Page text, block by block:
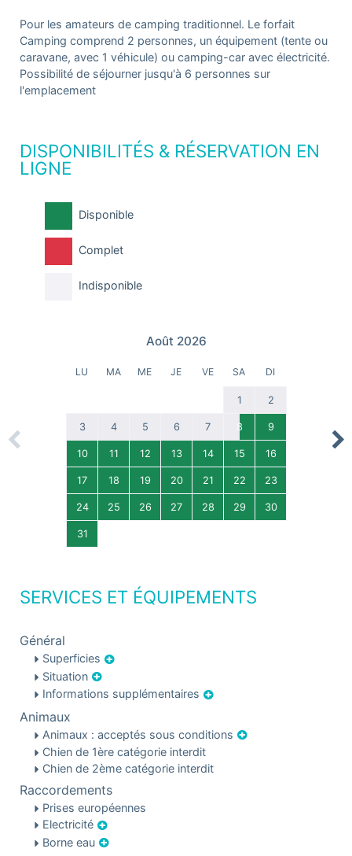
Pour les amateurs de camping traditionnel. Le forfait
Camping comprend 2 personnes, un équipement (tente ou
caravane, avec 1 véhicule) ou camping-car avec électricité.
Possibilité de séjourner jusqu'à 6 personnes sur
l'emplacement
DISPONIBILITÉS & RÉSERVATION EN
LIGNE
Disponible
Complet
Indisponible
Previous
Août 2026
LU MA ME JE VE SA DI
1 2
3 4 5 6 7 8 9
10 11 12 13 14 15 16
17 18 19 20 21 22 23
24 25 26 27 28 29 30
31
SERVICES ET ÉQUIPEMENTS
Général
Superficies
Situation
Informations supplémentaires
Animaux
Animaux : acceptés sous conditions
Chien de 1ère catégorie interdit
Chien de 2ème catégorie interdit
Raccordements
Prises européennes
Electricité
Borne eau